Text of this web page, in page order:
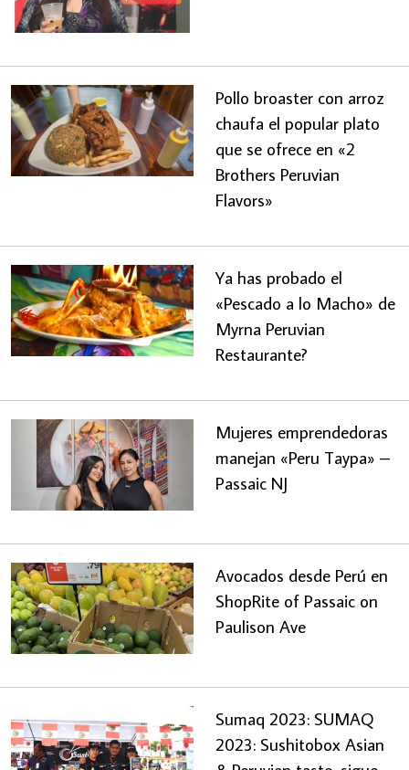
Pollo broaster con arroz
chaufa el popular plato
que se ofrece en «2
Brothers Peruvian
Flavors»
Ya has probado el
«Pescado a lo Macho» de
Myrna Peruvian
Restaurante?
Mujeres emprendedoras
manejan «Peru Taypa» –
Passaic NJ
Avocados desde Perú en
ShopRite of Passaic on
Paulison Ave
Sumaq 2023: SUMAQ
2023: Sushitobox Asian